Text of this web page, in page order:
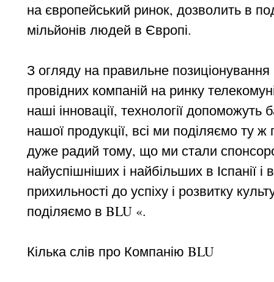
на європейський ринок, дозволить в
мільйонів людей в Європі.
З огляду на правильне
провідних компаній на ринку
наші інновації, технології
нашої продукції, всі ми поділяємо ту
дуже радий тому, що ми стали
найуспішніших і найбільших в
прихильності до успіху і розвитку
поділяємо в BLU «.
Кілька слів про Компанію BLU